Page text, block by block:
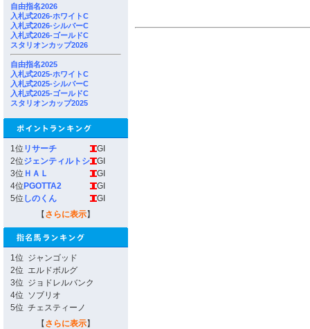
自由指名2026
入札式2026-ホワイトC
入札式2026-シルバーC
入札式2026-ゴールドC
スタリオンカップ2026
自由指名2025
入札式2025-ホワイトC
入札式2025-シルバーC
入札式2025-ゴールドC
スタリオンカップ2025
1位 リサーチ
GI
2位ジェンティルトシ
GI
3位 ＨＡＬ
GI
4位 PGOTTA2
GI
5位 しのくん
GI
【 さらに表示】
1位 ジャンゴッド
2位 エルドボルグ
3位 ジョドレルバンク
4位 ソブリオ
5位 チェスティーノ
【 さらに表示】